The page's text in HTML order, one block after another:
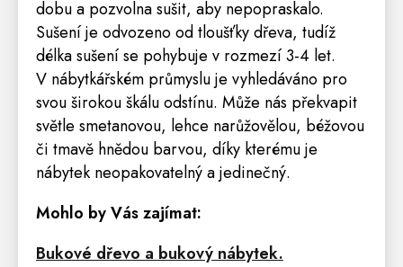
dobu a pozvolna sušit, aby nepopraskalo.
Sušení je odvozeno od tloušťky dřeva, tudíž
délka sušení se pohybuje v rozmezí 3-4 let.
V nábytkářském průmyslu je vyhledáváno pro
svou širokou škálu odstínu. Může nás překvapit
světle smetanovou, lehce narůžovělou, béžovou
či tmavě hnědou barvou, díky kterému je
nábytek neopakovatelný a jedinečný.
Mohlo by Vás zajímat:
Bukové dřevo a bukový nábytek.